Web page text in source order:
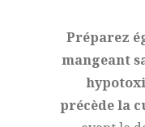
Préparez
mangeant
précède la